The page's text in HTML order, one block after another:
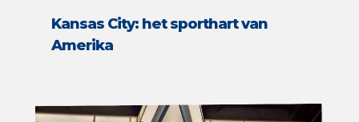
Kansas City: het sporthart van
Amerika